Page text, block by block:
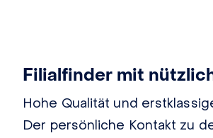
Filialfinder mit
Hohe Qualität und
Der persönliche Kontakt zu